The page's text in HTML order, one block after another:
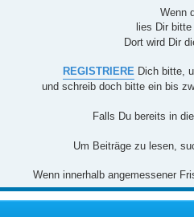
Wenn
lies Dir bitte
Dort wird Dir
REGISTRIEREDich bitte,
und schreib doch bitte ein bis
Falls Du bereits in
Um Beiträge zu lesen,
Wenn innerhalb angemessener